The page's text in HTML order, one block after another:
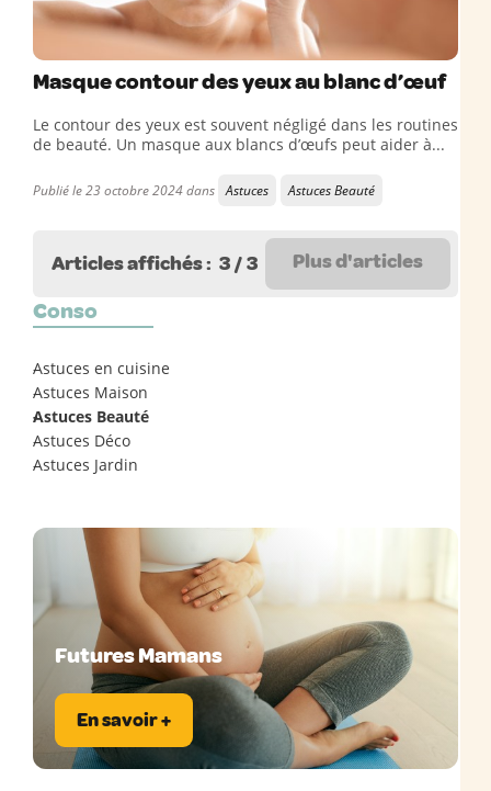
Masque contour des yeux au blanc d’œuf
Le contour des yeux est souvent négligé dans les routines
de beauté. Un masque aux blancs d’œufs peut aider à...
Publié le 23 octobre 2024 dans Astuces Astuces Beauté
Articles affichés : 3/3 Plus d'articles
Conso
Astuces en cuisine
Astuces Maison
Astuces Beauté
Astuces Déco
Astuces Jardin
Futures Mamans
En savoir +